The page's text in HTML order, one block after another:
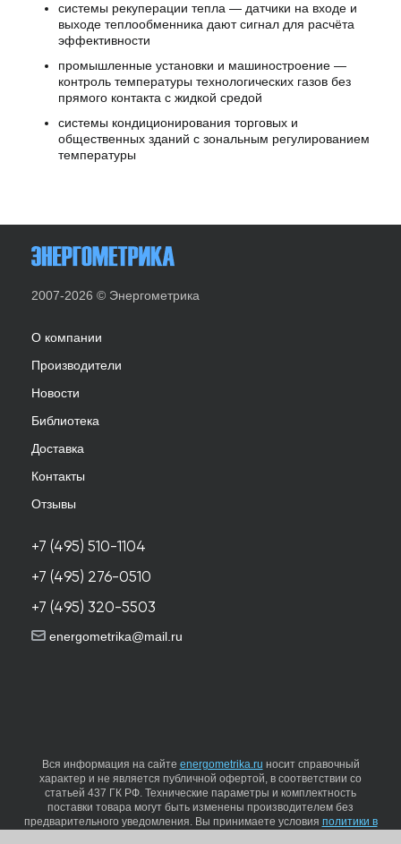
системы рекуперации тепла — датчики на входе и
выходе теплообменника дают сигнал для расчёта
эффективности
промышленные установки и машиностроение —
контроль температуры технологических газов без
прямого контакта с жидкой средой
системы кондиционирования торговых и
общественных зданий с зональным регулированием
температуры
2007-2026 © Энергометрика
О компании
Производители
Новости
Библиотека
Доставка
Контакты
Отзывы
+7 (495) 510-1104
+7 (495) 276-0510
+7 (495) 320-5503
energometrika@mail.ru
Вся информация на сайте energometrika.ru носит справочный
характер и не является публичной офертой, в соответствии со
статьей 437 ГК РФ. Технические параметры и комплектность
поставки товара могут быть изменены производителем без
предварительного уведомления. Вы принимаете условия политики в